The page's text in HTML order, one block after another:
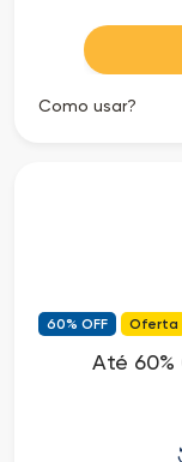
Como usar?
60% OFF Oferta
Até 60%